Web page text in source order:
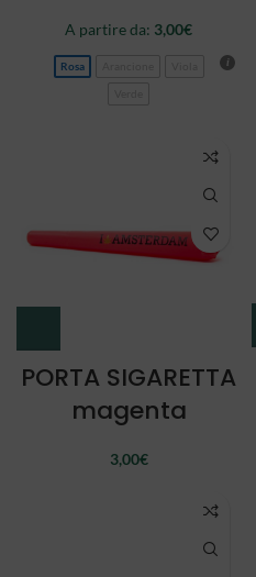
A partire da: 3,00€
Rosa
PORTA SIGARETTA
magenta
3,00€